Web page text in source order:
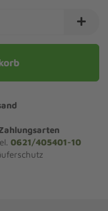
0621/405401-10